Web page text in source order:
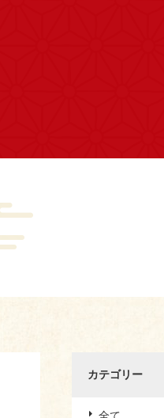
カテゴリー